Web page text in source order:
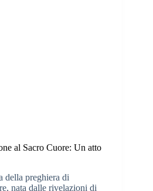
al Sacro Cuore: Un atto
della preghiera di
nata dalle rivelazioni di